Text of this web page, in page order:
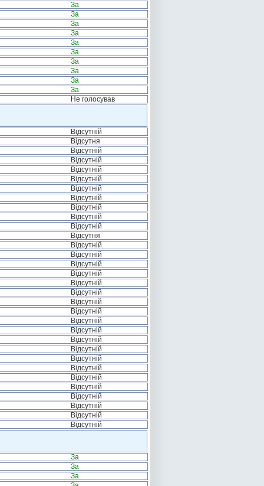
За
За
За
За
За
За
За
За
За
За
Не голосував
Відсутній
Відсутня
Відсутній
Відсутній
Відсутній
Відсутній
Відсутній
Відсутній
Відсутній
Відсутній
Відсутній
Відсутня
Відсутній
Відсутній
Відсутній
Відсутній
Відсутній
Відсутній
Відсутній
Відсутній
Відсутній
Відсутній
Відсутній
Відсутній
Відсутній
Відсутній
Відсутній
Відсутній
Відсутній
Відсутній
Відсутній
Відсутній
За
За
За